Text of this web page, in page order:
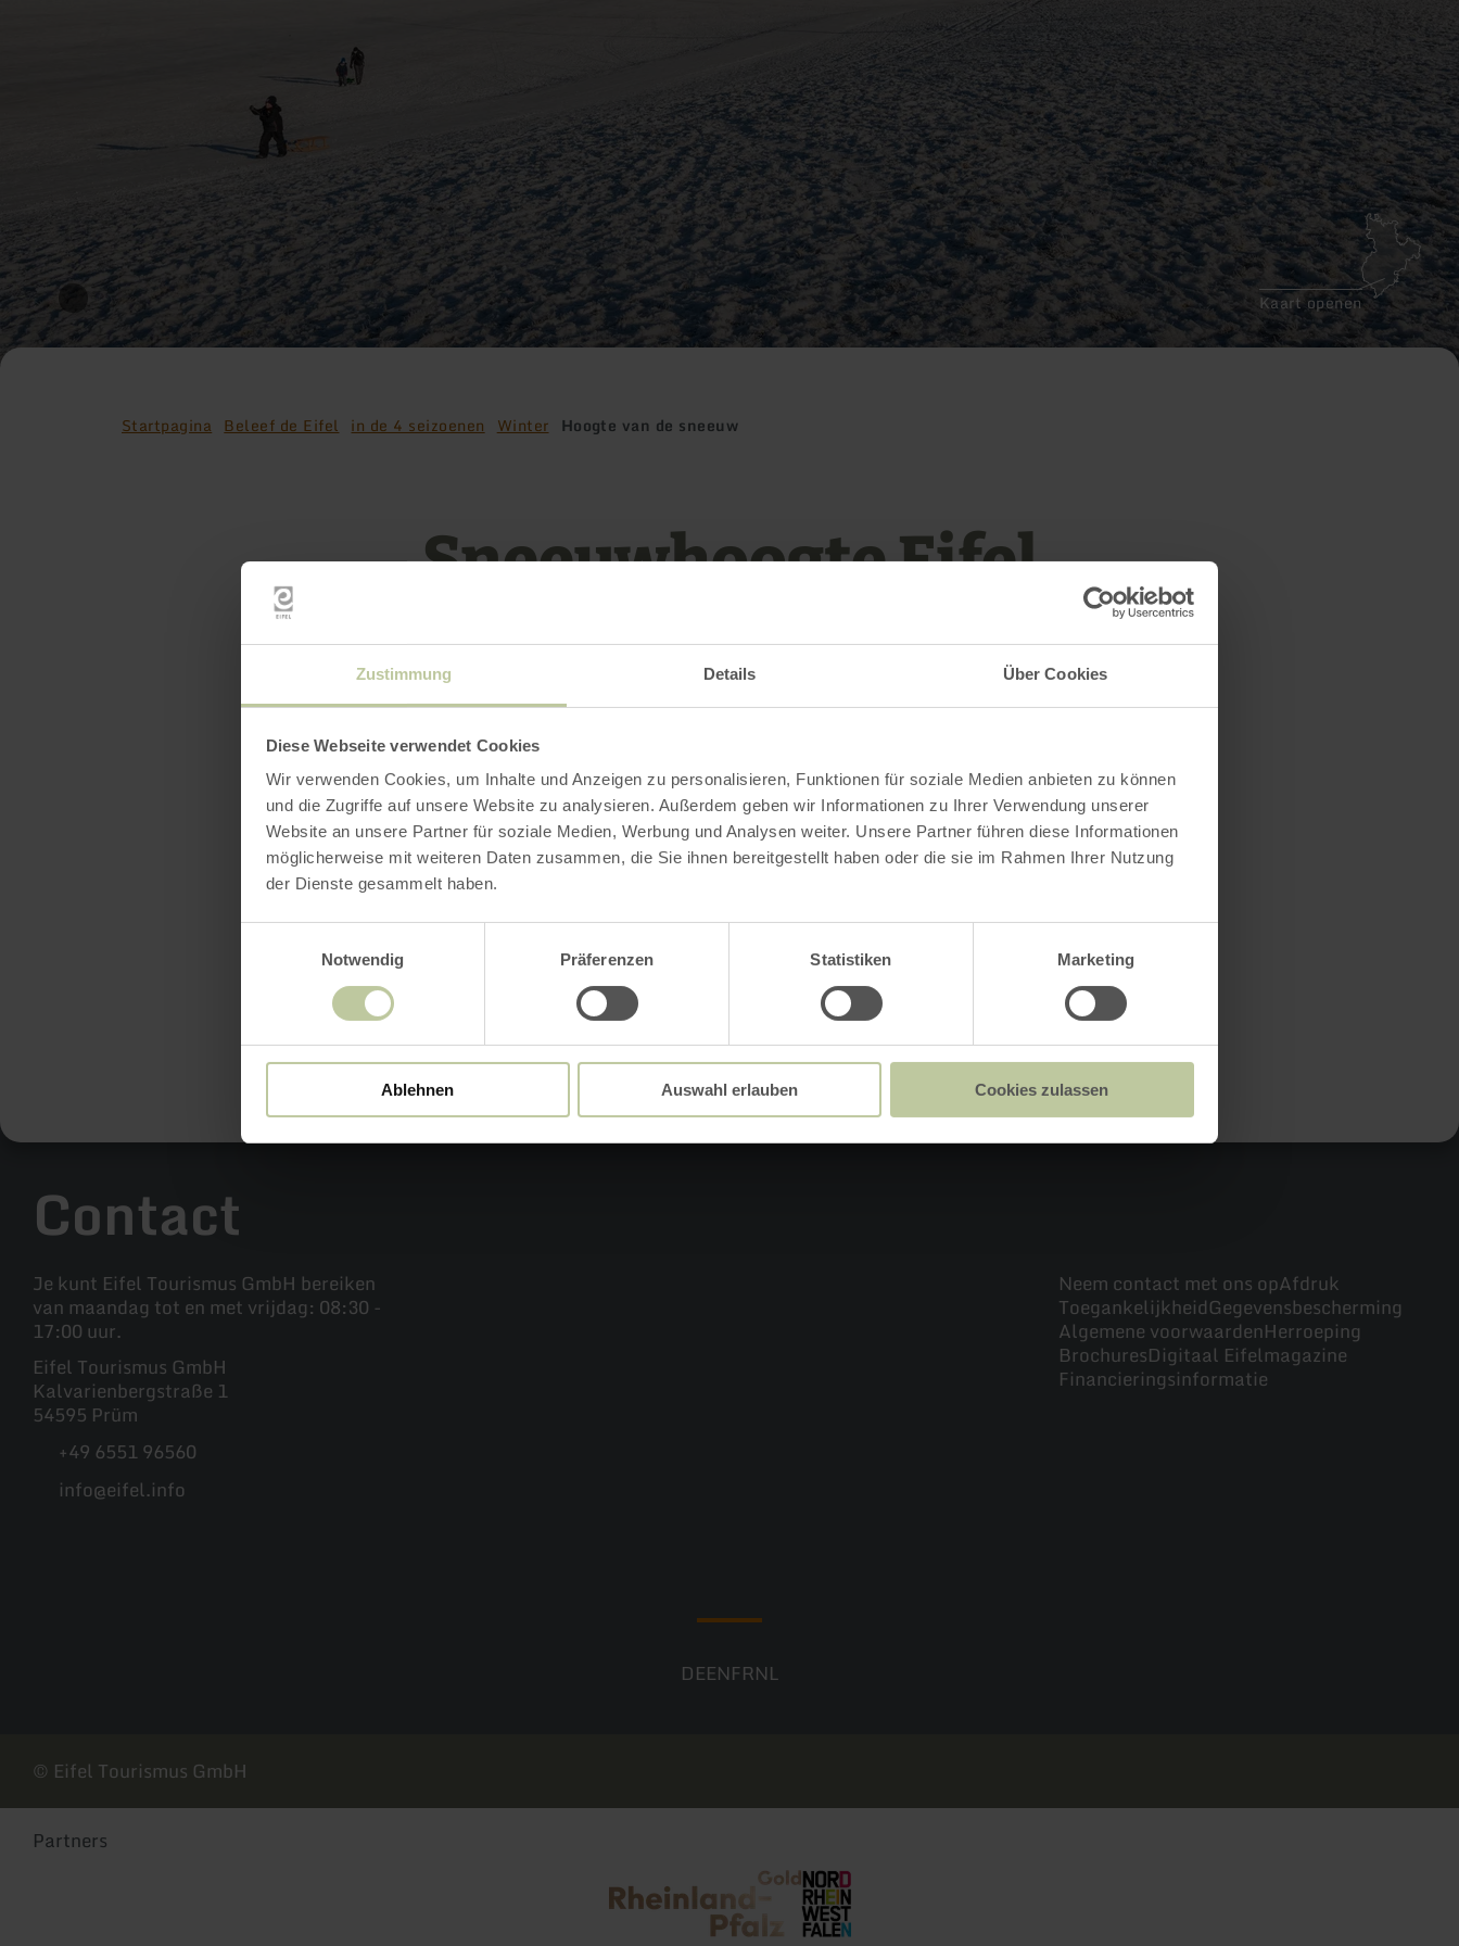
Zustimmung Details Über Cookies
Diese Webseite verwendet Cookies
Wir verwenden Cookies, um Inhalte und Anzeigen zu personalisieren, Funktionen für soziale Medien anbieten zu können
und die Zugriffe auf unsere Website zu analysieren. Außerdem geben wir Informationen zu Ihrer Verwendung unserer
Website an unsere Partner für soziale Medien, Werbung und Analysen weiter. Unsere Partner führen diese Informationen
möglicherweise mit weiteren Daten zusammen, die Sie ihnen bereitgestellt haben oder die sie im Rahmen Ihrer Nutzung
der Dienste gesammelt haben.
Notwendig
Präferenzen Statistiken Marketing
Ablehnen Auswahl erlauben Cookies zulassen
Kaart openen
Startpagina Beleef de Eifel in de 4 seizoenen Winter Hoogte van de sneeuw
Sneeuwhoogte Eifel
Waar ligt sneeuw in de Eifel?
In het wintersportverslag informeert Eifel Tourismus over de huidige
sneeuwhoogte in de Eifel en de geopende skiliften in de skigebieden
van de Eifel.
Zodra er in het seizoen 2025/2026 sneeuw valt, informeren wij u
hierover.
Actuele Sneeuwhoogte
Contact
Je kunt Eifel Tourismus GmbH bereiken
van maandag tot en met vrijdag: 08:30 -
17:00 uur.
Eifel Tourismus GmbH
Kalvarienbergstraße 1
54595 Prüm
+49 6551 96560
info@eifel.info
Neem contact met ons opAfdruk
ToegankelijkheidGegevensbescherming
Algemene voorwaardenHerroeping
BrochuresDigitaal Eifelmagazine
Financieringsinformatie
DEENFRNL
© Eifel Tourismus GmbH
Partners
Rheinland-Pfalz Tourismus NRW Tourismus